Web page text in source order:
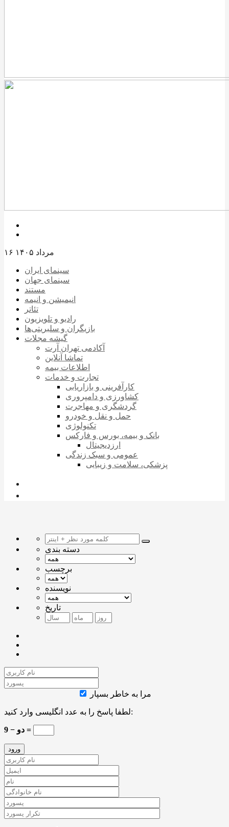
۱۶ مرداد ۱۴۰۵
سینمای ایران
سینمای جهان
مستند
انیمیشن و انیمه
تئاتر
رادیو و تلویزیون
بازیگران و سلبریتی‌ها
گیشه مجلات
آکادمی تهران آرت
تماشا آنلاین
اطلاعات بیمه
تجارت و خدمات
کارآفرینی و بازاریابی
کشاورزی و دامپروری
گردشگری و مهاجرت
حمل و نقل و خودرو
تکنولوژی
بانک و بیمه، بورس و فارکس
ارزدیجیتال
عمومی و سبک زندگی
پزشکی، سلامت و زیبایی
دسته بندی
برچسب
نویسنده
تاریخ
مرا به خاطر بسپار
لطفا پاسخ را به عدد انگلیسی وارد کنید:
9 − دو =